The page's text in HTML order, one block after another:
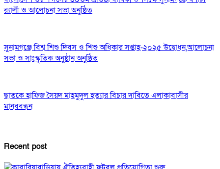
র‌্যালী ও আলোচনা সভা অনুষ্ঠিত
সুনামগঞ্জে বিশ্ব শিশু দিবস ও শিশু অধিকার সপ্তাহ-২০২৫ উদ্বোধন,আলোচনা
সভা ও সাংস্কৃতিক অনুষ্ঠান অনুষ্ঠিত
ছাতকে হাফিজ সৈয়দ মাহমুদুল হত্যার বিচার দাবিতে এলাকাবাসীর
মানববন্ধন
Recent post